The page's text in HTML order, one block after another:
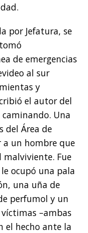
por Jefatura, se
de emergencias
al sur
y
el autor del
Una
del Área de
a un hombre que
malviviente. Fue
ocupó una pala
una uña de
perfumol y un
–ambas
el hecho ante la